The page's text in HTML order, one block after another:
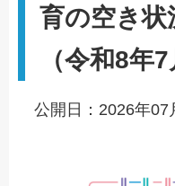
育の空き状
（令和8年
公開日：2026年